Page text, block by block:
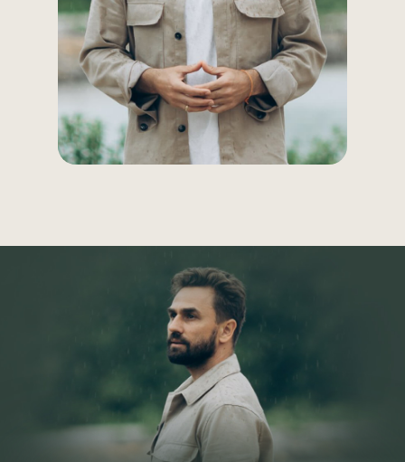
Подушки для медитации и йоги
Онлайн-тренинг по медитации
«Просто начни»
ОНЛАЙН-КУРСЫ С ДОСТУПОМ СРАЗУ
Расписание программ и туров
ВСЕ ТУРЫ И ОНЛАЙН-ПРОГРАММЫ